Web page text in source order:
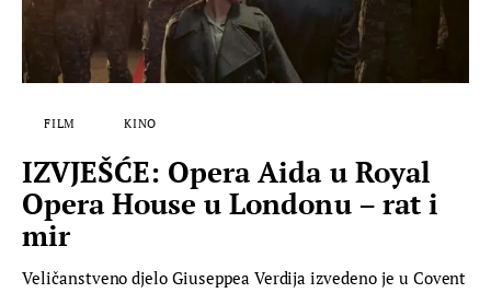
FILM KINO
IZVJEŠĆE: Opera Aida u Royal
Opera House u Londonu – rat i
mir
Veličanstveno djelo Giuseppea Verdija izvedeno je u Covent